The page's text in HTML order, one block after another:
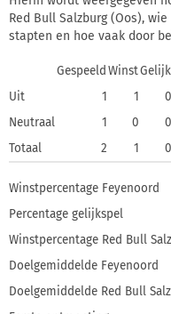
Red Bull Salzburg (Oos),
stapten en hoe vaak door
Gespeeld WinstGelijk
Uit
1 1 0
Neutraal
1 0 0
Totaal
2 1 0
Winstpercentage Feyenoord
Percentage gelijkspel
Winstpercentage Red Bull
Doelgemiddelde Feyenoord
Doelgemiddelde Red Bull